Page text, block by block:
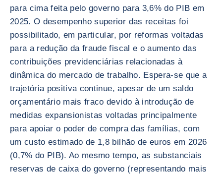
para cima feita pelo governo para 3,6% do PIB em
2025. O desempenho superior das receitas foi
possibilitado, em particular, por reformas voltadas
para a redução da fraude fiscal e o aumento das
contribuições previdenciárias relacionadas à
dinâmica do mercado de trabalho. Espera-se que a
trajetória positiva continue, apesar de um saldo
orçamentário mais fraco devido à introdução de
medidas expansionistas voltadas principalmente
para apoiar o poder de compra das famílias, com
um custo estimado de 1,8 bilhão de euros em 2026
(0,7% do PIB). Ao mesmo tempo, as substanciais
reservas de caixa do governo (representando mais